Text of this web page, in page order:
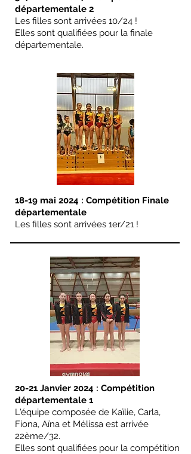
départementale 2
Les filles sont arrivées 10/24 !
Elles sont qualifiées pour la finale
départementale.
18-19 mai 2024 : Compétition Finale
départementale
Les filles sont arrivées 1er/21 !
20-21 Janvier 2024 : Compétition
départementale 1
L'équipe composée de Kaïlie, Carla,
Fiona, Aïna et Mélissa est arrivée
22ème/32.
Elles sont qualifiées pour la compétition